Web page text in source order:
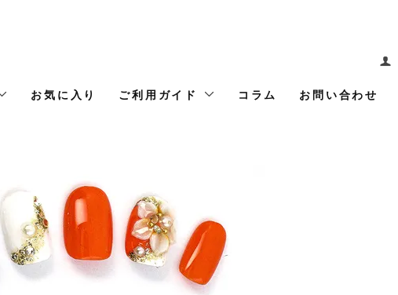
お気に入り ご利用ガイド コラム お問い合わせ